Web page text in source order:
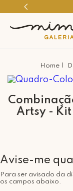
Artsy -
Para ser avisado da
os campos abaixo.